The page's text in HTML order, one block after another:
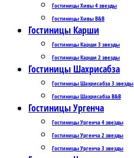
Гостиницы Хивы 4 звезды
Гостиницы Хивы B&B
Гостиницы Карши
Гостиницы Карши 3 звезды
Гостиницы Карши 2 звезды
Гостиницы Шахрисабза
Гостиницы Шахрисабза 3 звезды
Гостиницы Шахрисабза B&B
Гостиницы Ургенча
Гостиницы Ургенча 4 звезды
Гостиницы Ургенча 2 звезды
Гостиницы Ургенча 3 звезды